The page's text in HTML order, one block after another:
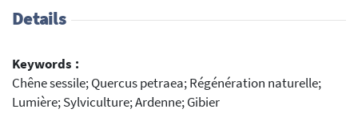
Details
Keywords :
Chêne sessile; Quercus petraea; Régénération naturelle;
Lumière; Sylviculture; Ardenne; Gibier